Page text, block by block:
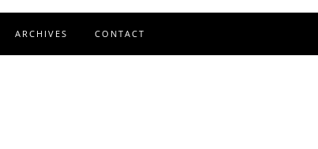
ARCHIVES CONTACT